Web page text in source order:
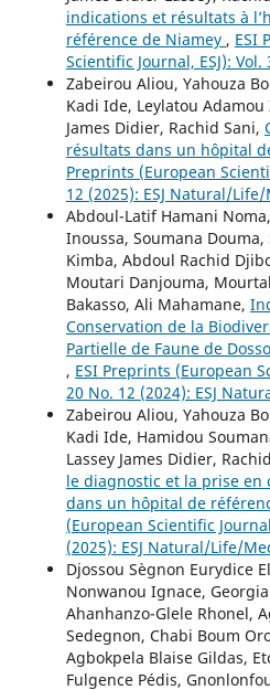
indications et résultats à
référence de Niamey , ESI
Scientific Journal, ESJ):
Zabeirou Aliou, Yahouza
Kadi Ide, Leylatou Adamou
James Didier, Rachid Sani,
résultats dans un hôpital
Preprints (European
12 (2025): ESJ Natural/
Abdoul-Latif Hamani
Inoussa, Soumana
Kimba, Abdoul Rachid
Moutari Danjouma,
Bakasso, Ali Mahamane,
Conservation de la
Partielle de Faune de
, ESI Preprints (European
20 No. 12 (2024): ESJ
Zabeirou Aliou, Yahouza
Kadi Ide, Hamidou
Lassey James Didier,
le diagnostic et la prise en
dans un hôpital de
(European Scientific
(2025): ESJ Natural/Life/
Djossou Sègnon Eurydice
Nonwanou Ignace,
Ahanhanzo-Glele Rhonel,
Sedegnon, Chabi Boum
Agbokpela Blaise Gildas,
Fulgence Pédis,